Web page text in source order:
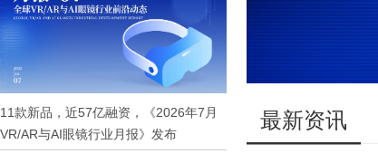
11款新品，近57亿融资，《2026年7月
VR/AR与AI眼镜行业月报》发布
最新资讯